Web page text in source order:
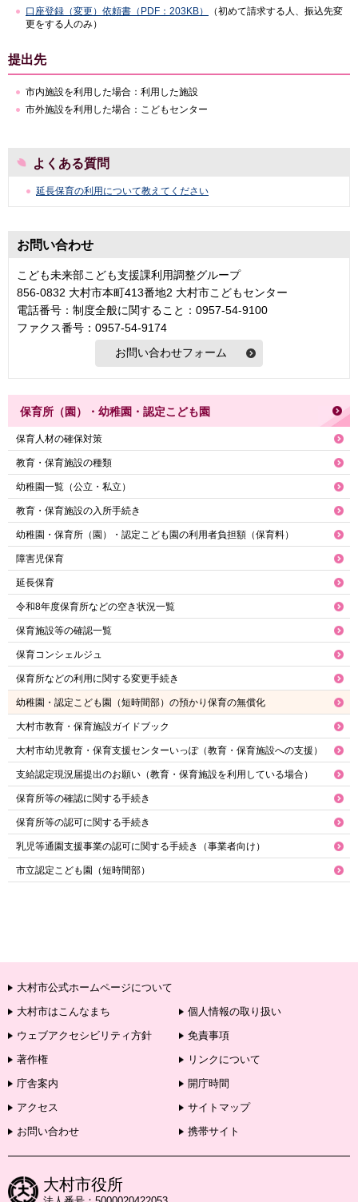
口座登録（変更）依頼書（PDF：203KB）
（初めて請求する人、振込先変
更をする人のみ）
提出先
市内施設を利用した場合：利用した施設
市外施設を利用した場合：こどもセンター
よくある質問
延長保育の利用について教えてください
お問い合わせ
こども未来部こども支援課利用調整グループ
856-0832 大村市本町413番地2 大村市こどもセンター
電話番号：制度全般に関すること：0957-54-9100
ファクス番号：0957-54-9174
保育所（園）・幼稚園・認定こども園
保育人材の確保対策
教育・保育施設の種類
幼稚園一覧（公立・私立）
教育・保育施設の入所手続き
幼稚園・保育所（園）・認定こども園の利用者負担額（保育料）
障害児保育
延長保育
令和8年度保育所などの空き状況一覧
保育施設等の確認一覧
保育コンシェルジュ
保育所などの利用に関する変更手続き
幼稚園・認定こども園（短時間部）の預かり保育の無償化
大村市教育・保育施設ガイドブック
大村市幼児教育・保育支援センターいっぽ（教育・保育施設への支援）
支給認定現況届提出のお願い（教育・保育施設を利用している場合）
保育所等の確認に関する手続き
保育所等の認可に関する手続き
乳児等通園支援事業の認可に関する手続き（事業者向け）
市立認定こども園（短時間部）
大村市公式ホームページについて
大村市はこんなまち
個人情報の取り扱い
ウェブアクセシビリティ方針
免責事項
著作権
リンクについて
庁舎案内
開庁時間
アクセス
サイトマップ
お問い合わせ
携帯サイト
大村市役所